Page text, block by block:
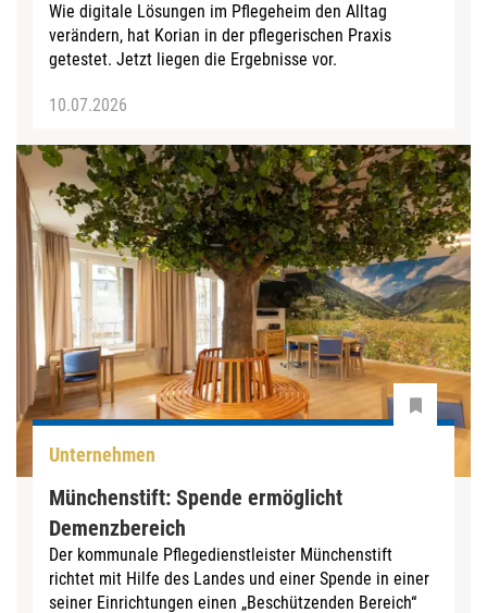
Wie digitale Lösungen im Pflegeheim den Alltag
verändern, hat Korian in der pflegerischen Praxis
getestet. Jetzt liegen die Ergebnisse vor.
10.07.2026
Unternehmen
Münchenstift: Spende ermöglicht
Demenzbereich
Der kommunale Pflegedienstleister Münchenstift
richtet mit Hilfe des Landes und einer Spende in einer
seiner Einrichtungen einen „Beschützenden Bereich“